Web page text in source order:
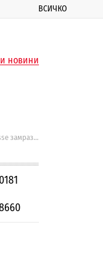
ВСИЧКО
новини
Credit Suisse замрази руски активи на стойност $5 млрд.